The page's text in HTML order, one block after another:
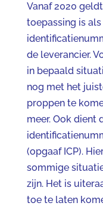
Vanaf 2020
toepassing is
de leverancier.
in bepaald
nog met het
proppen te
meer. Ook dient
(opgaaf ICP).
sommige
zijn. Het is
toe te laten